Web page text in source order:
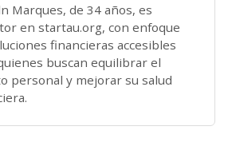
Marques, de 34 años, es
en startau.org, con enfoque
financieras accesibles
buscan equilibrar el
personal y mejorar su salud